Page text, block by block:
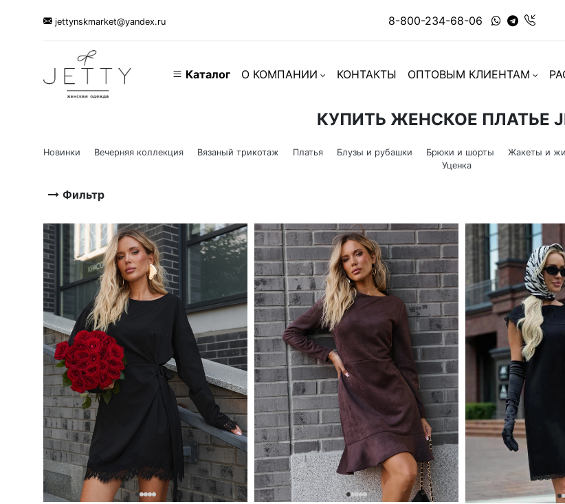
jettynskmarket@yandex.ru 8-800-234-68-06
Каталог О КОМПАНИИ КОНТАКТЫ ОПТОВЫМ КЛИЕНТАМ
КУПИТЬ ЖЕНСКОЕ ПЛАТЬЕ
Новинки Вечерняя коллекция Вязаный трикотаж Платья Блузы и рубашки Брюки и шорты Жакеты и
Уценка
Фильтр